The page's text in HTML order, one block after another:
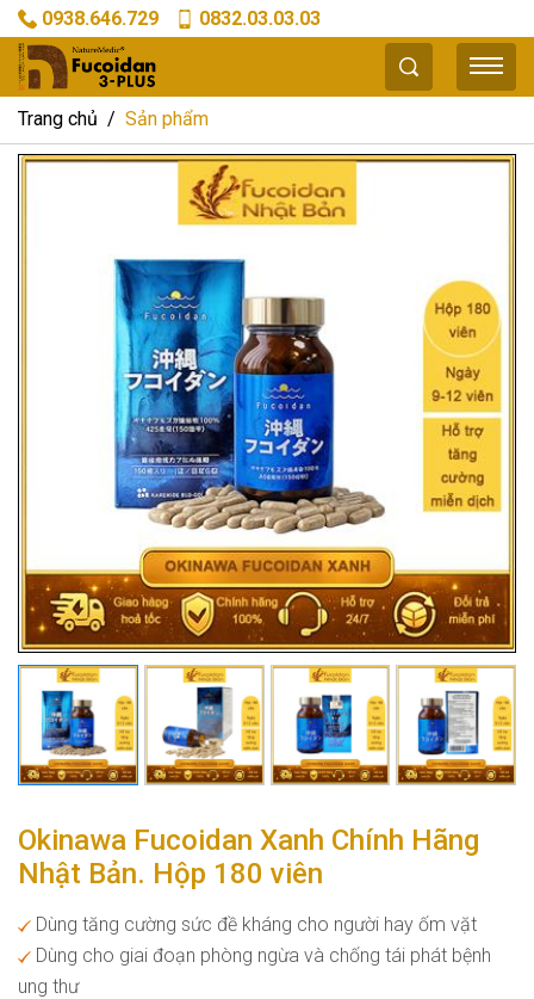
0938.646.729 0832.03.03.03
Trang chủ Sản phẩm
Okinawa Fucoidan Xanh Chính Hãng
Nhật Bản. Hộp 180 viên
Dùng tăng cường sức đề kháng cho người hay ốm vặt
Dùng cho giai đoạn phòng ngừa và chống tái phát bệnh
ung thư